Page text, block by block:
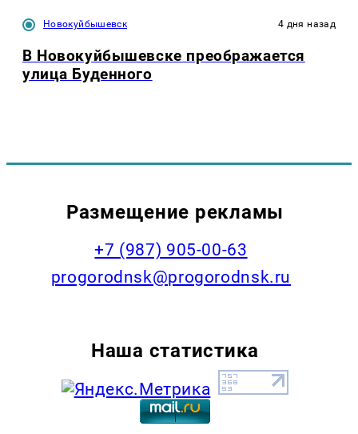
Новокуйбышевск 4 дня назад
В Новокуйбышевске преображается
улица Буденного
Размещение рекламы
+7 (987) 905-00-63
progorodnsk@progorodnsk.ru
Наша статистика